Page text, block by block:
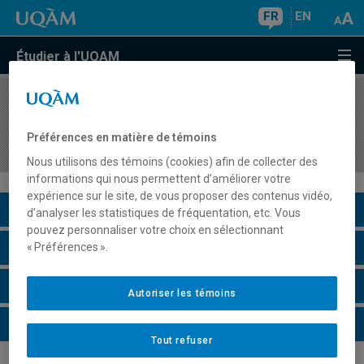
FR EN
Étudier à l'UQAM
COURS//
britannique jusqu'à la fin du XVIIIe siècle
Description du cours
Horaire - Été 2026
Horaire - Automne 2026
Horaire - Hiver 2027
Préférences en matière de témoins
Nous utilisons des témoins (cookies) afin de collecter des
informations qui nous permettent d’améliorer votre
expérience sur le site, de vous proposer des contenus vidéo,
d’analyser les statistiques de fréquentation, etc. Vous
pouvez personnaliser votre choix en sélectionnant
« Préférences ».
Tout refuser
Autoriser les témoins